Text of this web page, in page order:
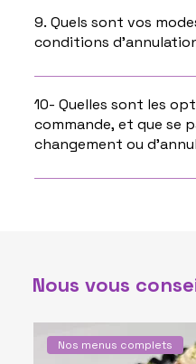
ici :
9. Quels sont vos
conditions
Le règlement sécurisé
site lors de votre
possible, ou alors en
10- Quelles sont les
commande, et que se
changement ou
Sur notre site, la
mois avant le jour J, la
Nous vous
Nos menus complets